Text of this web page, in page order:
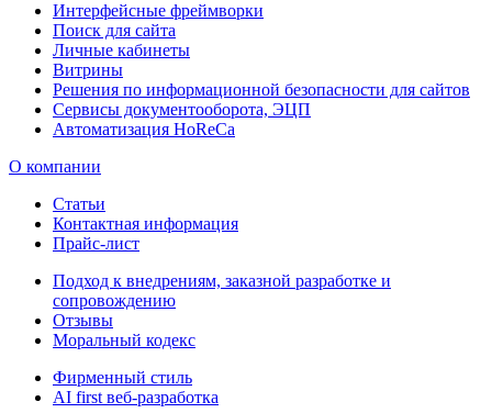
Интерфейсные фреймворки
Поиск для сайта
Личные кабинеты
Витрины
Решения по информационной безопасности для сайтов
Сервисы документооборота, ЭЦП
Автоматизация HoReCa
О компании
Статьи
Контактная информация
Прайс-лист
Подход к внедрениям, заказной разработке и
сопровождению
Отзывы
Моральный кодекс
Фирменный стиль
AI first веб-разработка